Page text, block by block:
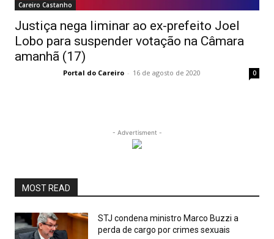
Careiro Castanho
Justiça nega liminar ao ex-prefeito Joel
Lobo para suspender votação na Câmara
amanhã (17)
Portal do Careiro - 16 de agosto de 2020 0
- Advertisment -
MOST READ
STJ condena ministro Marco Buzzi a
perda de cargo por crimes sexuais